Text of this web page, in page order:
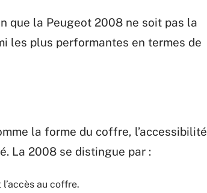
que la Peugeot 2008 ne soit pas la
les plus performantes en termes de
la forme du coffre, l’accessibilité
La 2008 se distingue par :
au coffre.